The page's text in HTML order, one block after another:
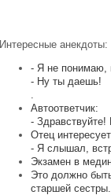
Интересные анекдоты:
- Я не понимаю,
- Ну ты даешь!
Автоответчик:
-
Отец
- Я слышал,
Экзамен в
Это должно
старшей сестры.